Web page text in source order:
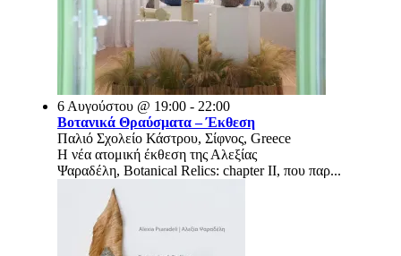
6 Αυγούστου @ 19:00 - 22:00
Βοτανικά Θραύσματα – Έκθεση
Παλιό Σχολείο Κάστρου, Σίφνος, Greece
Η νέα ατομική έκθεση της Αλεξίας
Ψαραδέλη, Botanical Relics: chapter II, που παρ...